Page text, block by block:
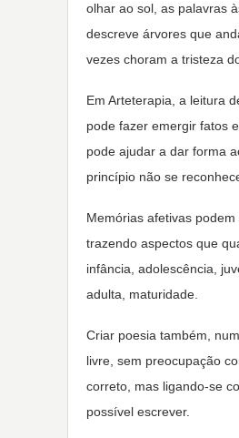
olhar ao sol, as palavras
descreve árvores que
vezes choram a tristeza
Em Arteterapia, a leitura
pode fazer emergir fatos
pode ajudar a dar forma
princípio não se
Memórias afetivas
trazendo aspectos que
infância, adolescência,
adulta, maturidade.
Criar poesia também,
livre, sem preocupação
correto, mas ligando-se
possível escrever.